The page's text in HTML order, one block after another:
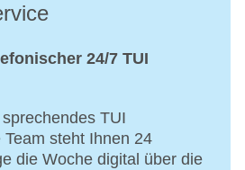
24/7 TUI
TUI
steht Ihnen 24
die Woche digital über die